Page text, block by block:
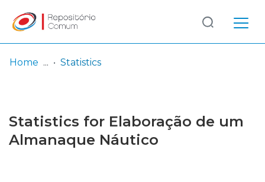
Browse repository
Log
In
(current)
Home Statistics
Statistics for Elaboração de um
Almanaque Náutico